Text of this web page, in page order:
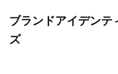
ブランドアイデンテ
ズ